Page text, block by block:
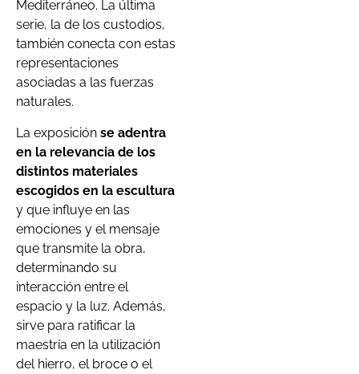
Mediterráneo. La última
serie, la de los custodios,
también conecta con estas
representaciones
asociadas a las fuerzas
naturales.
La exposición se adentra
en la relevancia de los
distintos materiales
escogidos en la escultura
y que influye en las
emociones y el mensaje
que transmite la obra,
determinando su
interacción entre el
espacio y la luz. Además,
sirve para ratificar la
maestría en la utilización
del hierro, el broce o el